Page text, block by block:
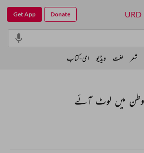
وطن میں لوٹ آئے
URD
Get App Donate
شعر لغت ویڈیو ای-کتاب